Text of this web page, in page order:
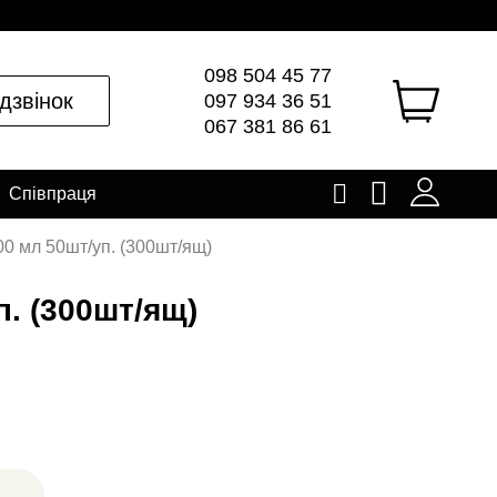
098 504 45 77
097 934 36 51
067 381 86 61
Співпраця
мл 50шт/уп. (300шт/ящ)
(300шт/ящ)